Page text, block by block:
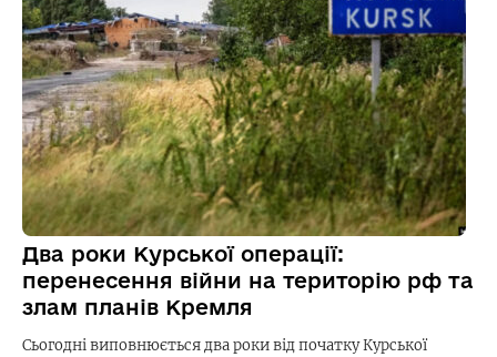
Два роки Курської операції:
перенесення війни на територію рф та
злам планів Кремля
Сьогодні виповнюється два роки від початку Курської